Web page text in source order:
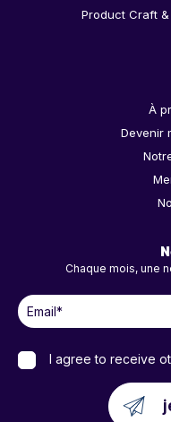
Product Craft
À
Devenir
Chaque mois, une
I agree to receive